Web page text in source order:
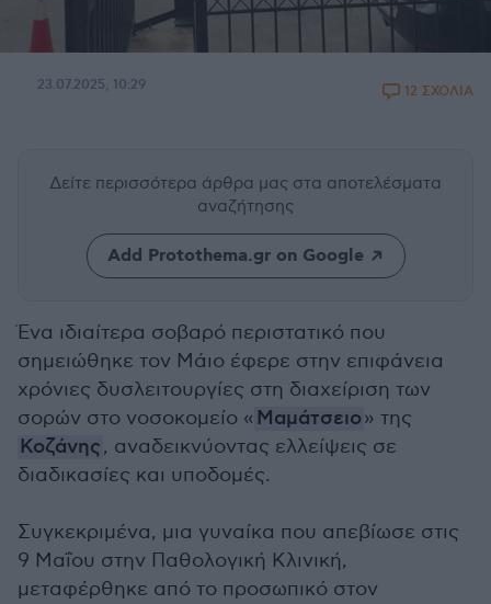
23.07.2025, 10:29 12 ΣΧΟΛΙΑ
Δείτε περισσότερα άρθρα μας στα αποτελέσματα
αναζήτησης
Add Protothema.gr on Google
Ένα ιδιαίτερα σοβαρό περιστατικό που
σημειώθηκε τον Μάιο έφερε στην επιφάνεια
χρόνιες δυσλειτουργίες στη διαχείριση των
σορών στο νοσοκομείο « Μαμάτσειο» της
Κοζάνης, αναδεικνύοντας ελλείψεις σε
διαδικασίες και υποδομές.
Συγκεκριμένα, μια γυναίκα που απεβίωσε στις
9 Μαΐου στην Παθολογική Κλινική,
μεταφέρθηκε από το προσωπικό στον